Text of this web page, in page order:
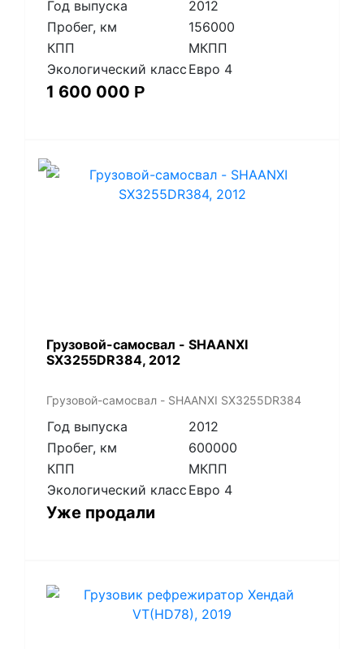
Год выпуска
2012
Пробег, км
156000
КПП
МКПП
Экологический класс Евро 4
1 600 000 Р
Грузовой-самосвал - SHAANXI
SX3255DR384, 2012
Грузовой-самосвал - SHAANXI SX3255DR384
Год выпуска
2012
Пробег, км
600000
КПП
МКПП
Экологический класс Евро 4
Уже продали